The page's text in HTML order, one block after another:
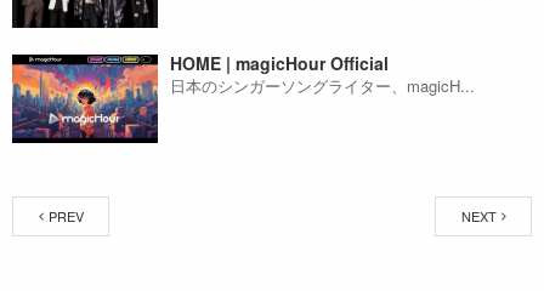
HOME | magicHour Official
日本のシンガーソングライター、magicH...
PREV NEXT